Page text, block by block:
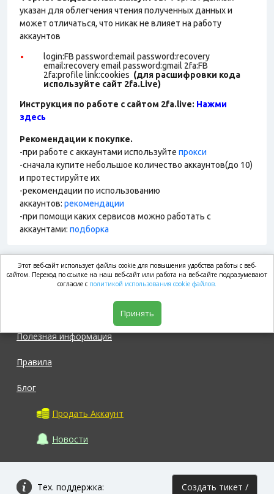
указан для облегчения чтения полученных данных и
может отличаться, что никак не влияет на работу
аккаунтов
login:FB password:email password:recovery
email:recovery email password:gmail 2fa:FB
2fa:profile link:cookies (для расшифровки кода
используйте сайт 2fa.Live)
Инструкция по работе с сайтом 2fa.live: Нажми
здесь
Рекомендации к покупке.
-при работе с аккаунтами используйте прокси
-сначала купите небольшое количество аккаунтов(до 10)
и протестируйте их
-рекомендации по использованию
аккаунтов: рекомендации
-при помощи каких сервисов можно работать с
аккаунтами: подборка
market.com
Полезная информация
Правила
Блог
Продать Аккаунт
Новости
Тех. поддержка: Создать тикет /
Этот веб-сайт использует файлы cookie для повышения удобства работы с веб-
сайтом. Переход по ссылке на наш веб-сайт или работа на веб-сайте подразумевают
согласие с политикой использования cookie файлов.
Принять